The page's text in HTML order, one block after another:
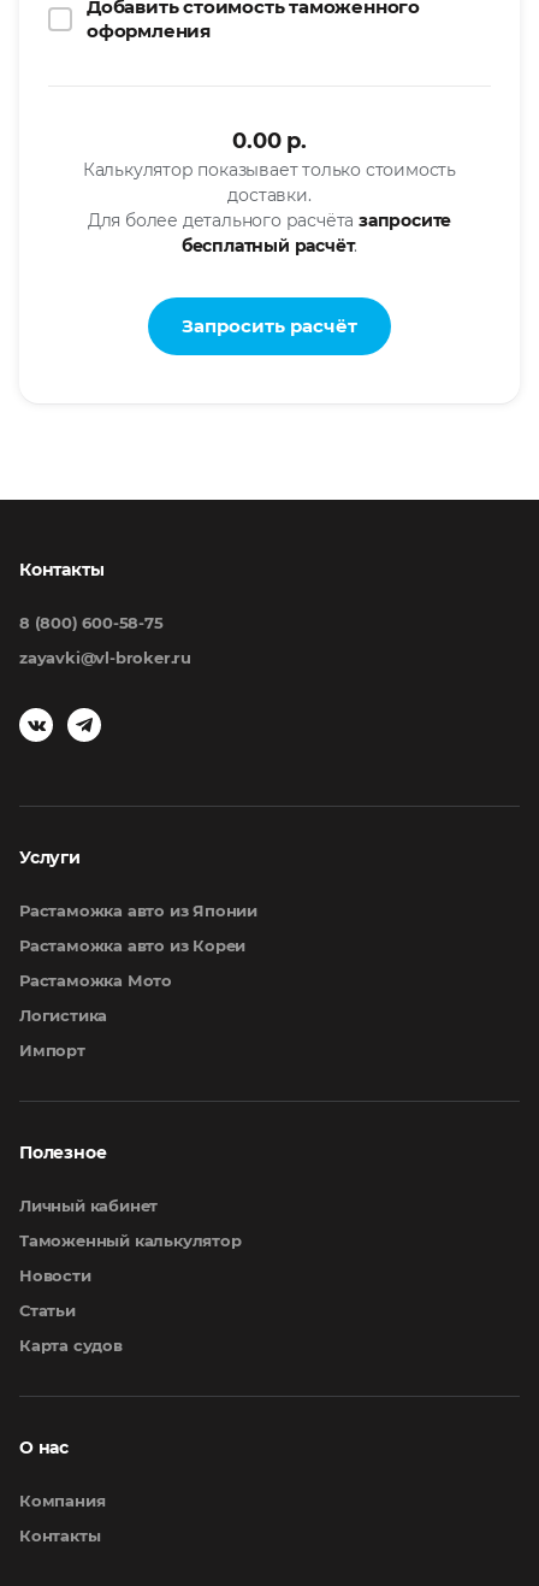
Добавить стоимость таможенного
оформления
0.00 p.
Калькулятор показывает только стоимость
доставки.
Для более детального расчёта запросите
бесплатный расчёт.
Запросить расчёт
Услуги
Растаможка авто из Японии
Растаможка авто из Кореи
Растаможка Мото
Логистика
Импорт
Полезное
Личный кабинет
Таможенный калькулятор
Новости
Статьи
Карта судов
О нас
Компания
Контакты
Контакты
8 (800) 600-58-75
zayavki@vl-broker.ru